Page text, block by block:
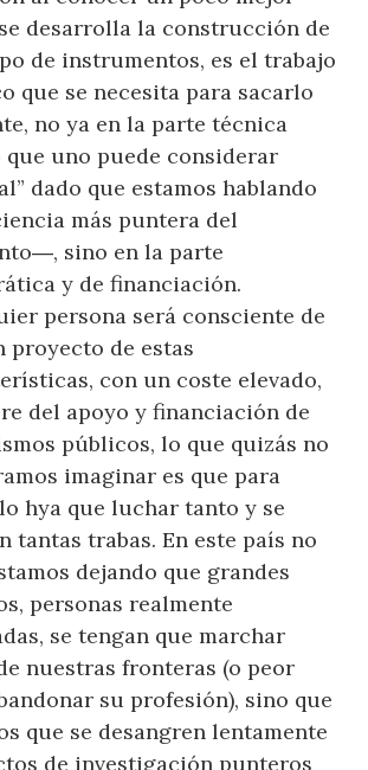
desarrolla la construcción de
de instrumentos, es el trabajo
que se necesita para sacarlo
no ya en la parte técnica
uno puede considerar
dado que estamos hablando
más puntera del
sino en la parte
y de financiación.
persona será consciente de
proyecto de estas
con un coste elevado,
del apoyo y financiación de
públicos, lo que quizás no
imaginar es que para
hya que luchar tanto y se
tantas trabas. En este país no
dejando que grandes
personas realmente
se tengan que marchar
nuestras fronteras (o peor
su profesión), sino que
que se desangren lentamente
de investigación punteros